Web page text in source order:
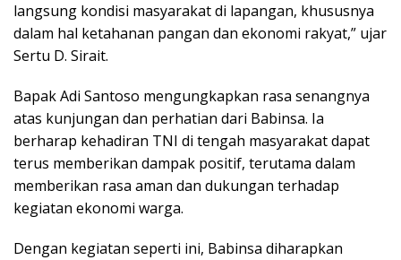
langsung kondisi masyarakat di lapangan, khususnya
dalam hal ketahanan pangan dan ekonomi rakyat,” ujar
Sertu D. Sirait.
Bapak Adi Santoso mengungkapkan rasa senangnya
atas kunjungan dan perhatian dari Babinsa. Ia
berharap kehadiran TNI di tengah masyarakat dapat
terus memberikan dampak positif, terutama dalam
memberikan rasa aman dan dukungan terhadap
kegiatan ekonomi warga.
Dengan kegiatan seperti ini, Babinsa diharapkan